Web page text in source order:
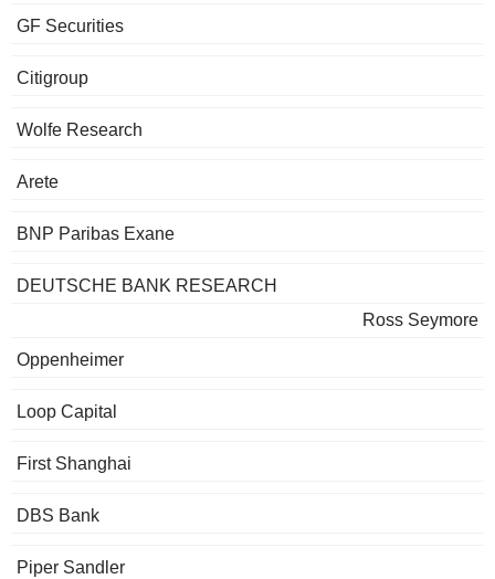
GF Securities
Citigroup
Wolfe Research
Arete
BNP Paribas Exane
DEUTSCHE BANK RESEARCH
Ross Seymore
Oppenheimer
Loop Capital
First Shanghai
DBS Bank
Piper Sandler